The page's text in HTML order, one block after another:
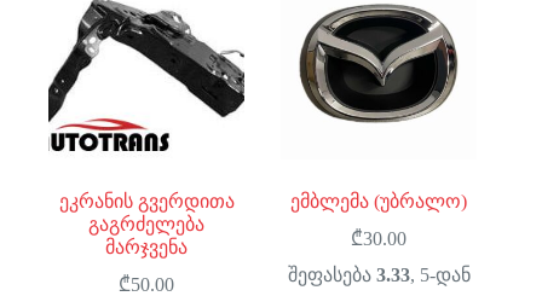
ეკრანის გვერდითა
გაგრძელება
მარჯვენა
₾50.00
ემბლემა (უბრალო)
₾30.00
შეფასება 3.33, 5-დან